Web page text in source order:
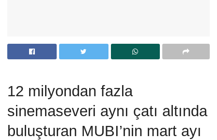
12 milyondan fazla
sinemaseveri aynı çatı altında
buluşturan MUBI’nin mart ayı